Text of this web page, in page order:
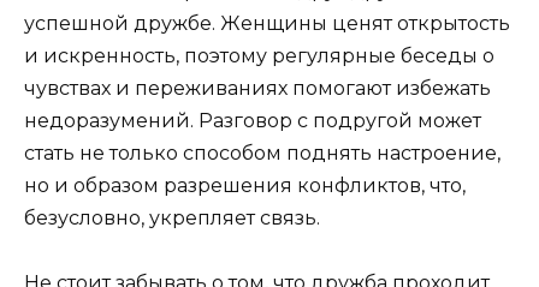
успешной дружбе. Женщины ценят открытость
и искренность, поэтому регулярные беседы о
чувствах и переживаниях помогают избежать
недоразумений. Разговор с подругой может
стать не только способом поднять настроение,
но и образом разрешения конфликтов, что,
безусловно, укрепляет связь.